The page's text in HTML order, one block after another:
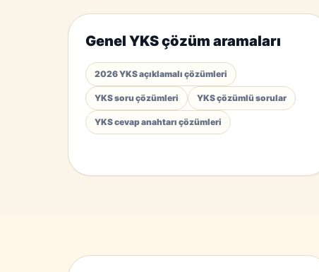
Genel YKS çözüm aramaları
2026 YKS açıklamalı çözümleri
YKS soru çözümleri YKS çözümlü sorular
YKS cevap anahtarı çözümleri